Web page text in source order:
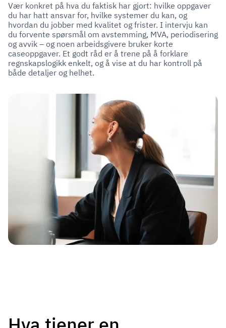
Vær konkret på hva du faktisk har gjort: hvilke oppgaver
du har hatt ansvar for, hvilke systemer du kan, og
hvordan du jobber med kvalitet og frister. I intervju kan
du forvente spørsmål om avstemming, MVA, periodisering
og avvik – og noen arbeidsgivere bruker korte
caseoppgaver. Et godt råd er å trene på å forklare
regnskapslogikk enkelt, og å vise at du har kontroll på
både detaljer og helhet.